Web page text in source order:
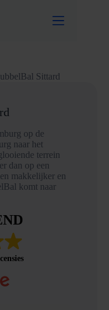
Sittard
op de
naar het
terrein
dan op een
makkelijker en
komt naar